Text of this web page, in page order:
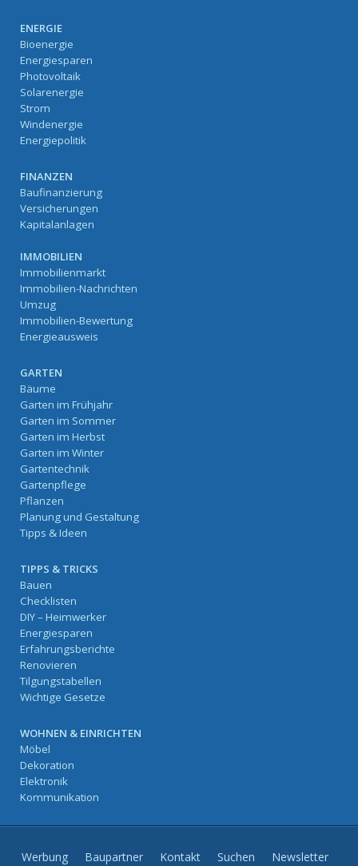
ENERGIE
Bioenergie
Energiesparen
Photovoltaik
Solarenergie
Strom
Windenergie
Energiepolitik
FINANZEN
Baufinanzierung
Versicherungen
Kapitalanlagen
IMMOBILIEN
Immobilienmarkt
Immobilien-Nachrichten
Umzug
Immobilien-Bewertung
Energieausweis
GARTEN
Bäume
Garten im Frühjahr
Garten im Sommer
Garten im Herbst
Garten im Winter
Gartentechnik
Gartenpflege
Pflanzen
Planung und Gestaltung
Tipps & Ideen
TIPPS & TRICKS
Bauen
Checklisten
DIY – Heimwerker
Energiesparen
Erfahrungsberichte
Renovieren
Tilgungstabellen
Wichtige Gesetze
WOHNEN & EINRICHTEN
Möbel
Dekoration
Elektronik
Kommunikation
Werbung Baupartner Kontakt Suchen Newsletter